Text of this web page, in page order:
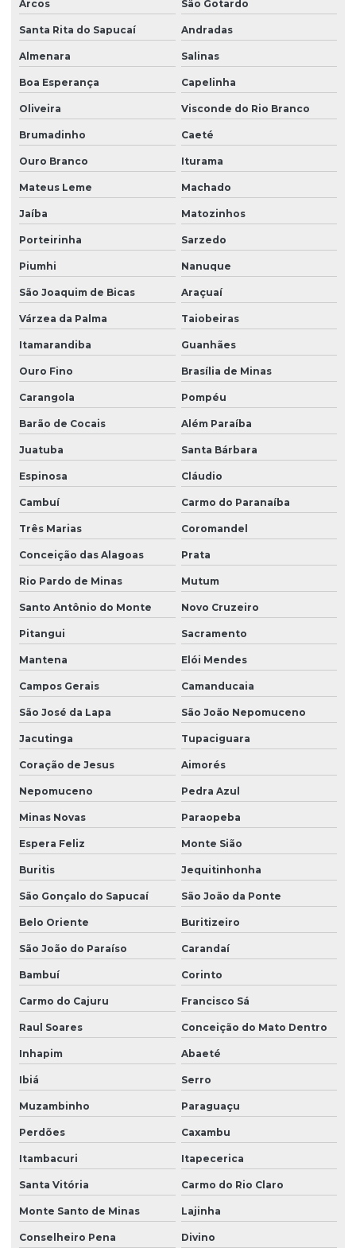
Arcos São Gotardo
Santa Rita do Sapucaí Andradas
Almenara Salinas
Boa Esperança Capelinha
Oliveira Visconde do Rio Branco
Brumadinho Caeté
Ouro Branco Iturama
Mateus Leme Machado
Jaíba Matozinhos
Porteirinha Sarzedo
Piumhi Nanuque
São Joaquim de Bicas Araçuaí
Várzea da Palma Taiobeiras
Itamarandiba Guanhães
Ouro Fino Brasília de Minas
Carangola Pompéu
Barão de Cocais Além Paraíba
Juatuba Santa Bárbara
Espinosa Cláudio
Cambuí Carmo do Paranaíba
Três Marias Coromandel
Conceição das Alagoas Prata
Rio Pardo de Minas Mutum
Santo Antônio do Monte Novo Cruzeiro
Pitangui Sacramento
Mantena Elói Mendes
Campos Gerais Camanducaia
São José da Lapa São João Nepomuceno
Jacutinga Tupaciguara
Coração de Jesus Aimorés
Nepomuceno Pedra Azul
Minas Novas Paraopeba
Espera Feliz Monte Sião
Buritis Jequitinhonha
São Gonçalo do Sapucaí São João da Ponte
Belo Oriente Buritizeiro
São João do Paraíso Carandaí
Bambuí Corinto
Carmo do Cajuru Francisco Sá
Raul Soares Conceição do Mato Dentro
Inhapim Abaeté
Ibiá Serro
Muzambinho Paraguaçu
Perdões Caxambu
Itambacuri Itapecerica
Santa Vitória Carmo do Rio Claro
Monte Santo de Minas Lajinha
Conselheiro Pena Divino